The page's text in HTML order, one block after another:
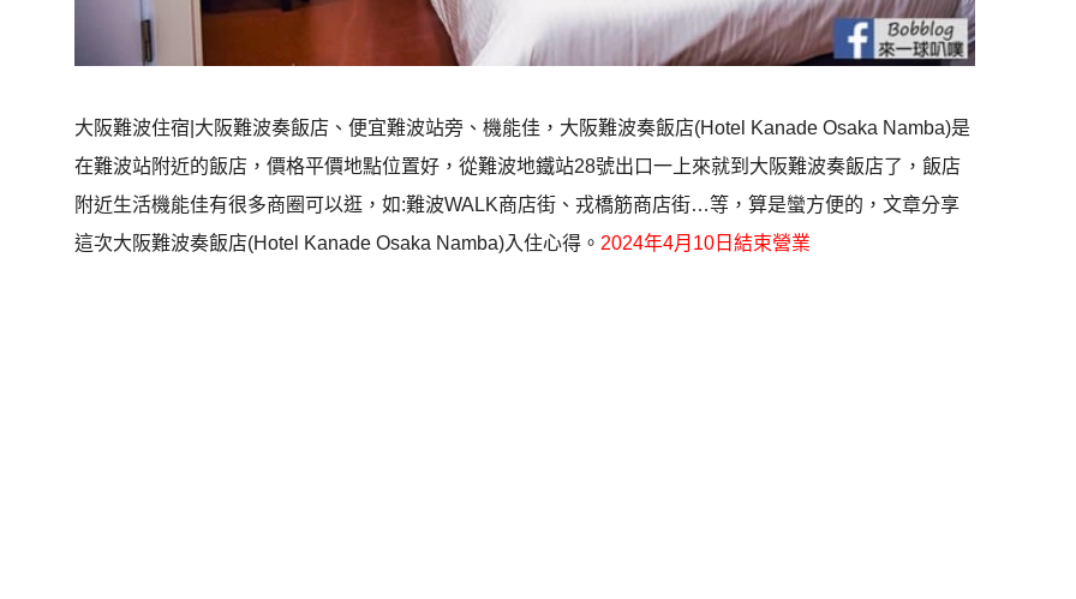
大阪難波住宿|大阪難波奏飯店、便宜難波站旁、機能佳，大阪難波奏飯店(Hotel Kanade Osaka Namba)是
在難波站附近的飯店，價格平價地點位置好，從難波地鐵站28號出口一上來就到大阪難波奏飯店了，飯店
附近生活機能佳有很多商圈可以逛，如:難波WALK商店街、戎橋筋商店街…等，算是蠻方便的，文章分享
這次大阪難波奏飯店(Hotel Kanade Osaka Namba)入住心得。 2024年4月10日結束營業